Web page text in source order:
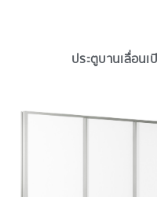
ประตูบานเลื่อน